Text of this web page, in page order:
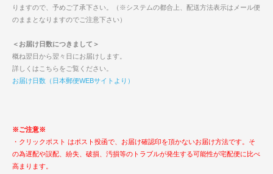
りますので、予めご了承下さい。（※システムの都合上、配送方法表示はメール便
のままとなりますのでご注意下さい）
＜お届け日数につきまして＞
概ね翌日から翌々日にお届けします。
詳しくはこちらをご覧ください。
お届け日数（日本郵便WEBサイトより）
※ご注意※
・クリックポスト はポスト投函で、お届け確認印を頂かないお届け方法です。そ
の為遅配や誤配、紛失、破損、汚損等のトラブルが発生する可能性が宅配便に比べ
高まります。